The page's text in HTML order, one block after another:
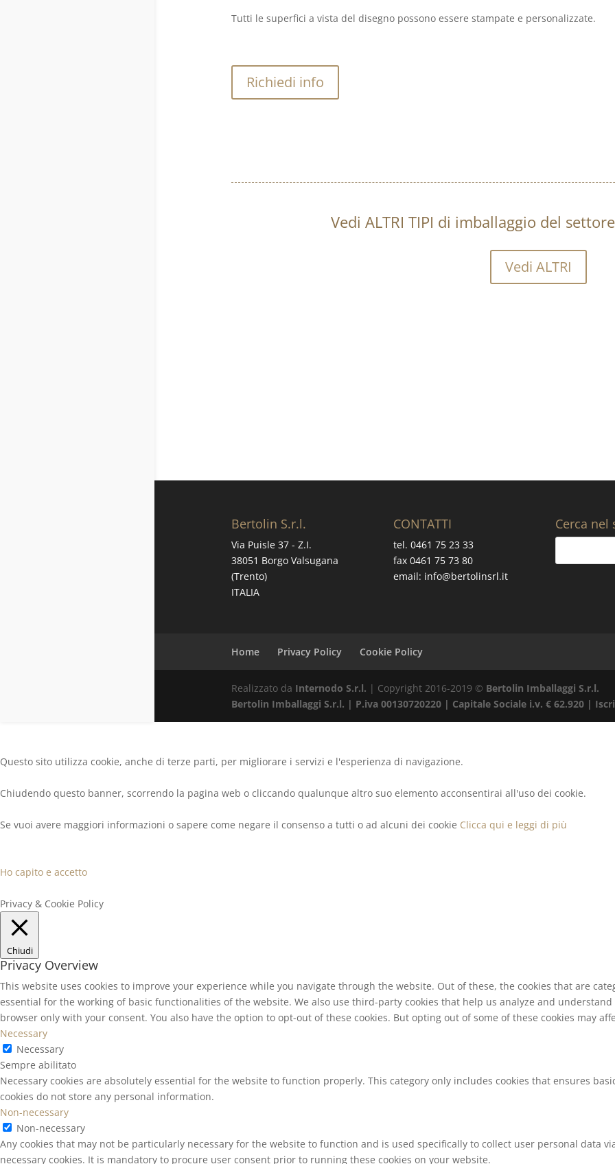
Tutti le superfici a vista del disegno possono essere stampate e personalizzate.
Richiedi info
Vedi ALTRI TIPI di imballaggio del settore
Vedi ALTRI
Bertolin S.r.l.
Via Puisle 37 - Z.I.
38051 Borgo Valsugana
(Trento)
ITALIA
CONTATTI
tel. 0461 75 23 33
fax 0461 75 73 80
email: info@bertolinsrl.it
Cerca nel
Home Privacy Policy Cookie Policy
Realizzato da Internodo S.r.l. | Copyright 2016-2019 © Bertolin Imballaggi S.r.l.
Bertolin Imballaggi S.r.l. | P.iva 00130720220 | Capitale Sociale i.v. € 62.920 |
Questo sito utilizza cookie, anche di terze parti, per migliorare i servizi e l'esperienza di navigazione.
Chiudendo questo banner, scorrendo la pagina web o cliccando qualunque altro suo elemento acconsentirai all'uso dei cookie.
Se vuoi avere maggiori informazioni o sapere come negare il consenso a tutti o ad alcuni dei cookie Clicca qui e leggi di più
Ho capito e accetto
Privacy & Cookie Policy
Chiudi
Privacy Overview
This website uses cookies to improve your experience while you navigate through the website. Out of these, the cookies that are
essential for the working of basic functionalities of the website. We also use third-party cookies that help us analyze and
browser only with your consent. You also have the option to opt-out of these cookies. But opting out of some of these cookies may
Necessary
Necessary
Sempre abilitato
Necessary cookies are absolutely essential for the website to function properly. This category only includes cookies that ensures
cookies do not store any personal information.
Non-necessary
Non-necessary
Any cookies that may not be particularly necessary for the website to function and is used specifically to collect user personal data
necessary cookies. It is mandatory to procure user consent prior to running these cookies on your website.